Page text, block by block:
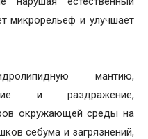
микрорельеф и улучшает
мантию,
и раздражение,
окружающей среды на
себума и загрязнений,